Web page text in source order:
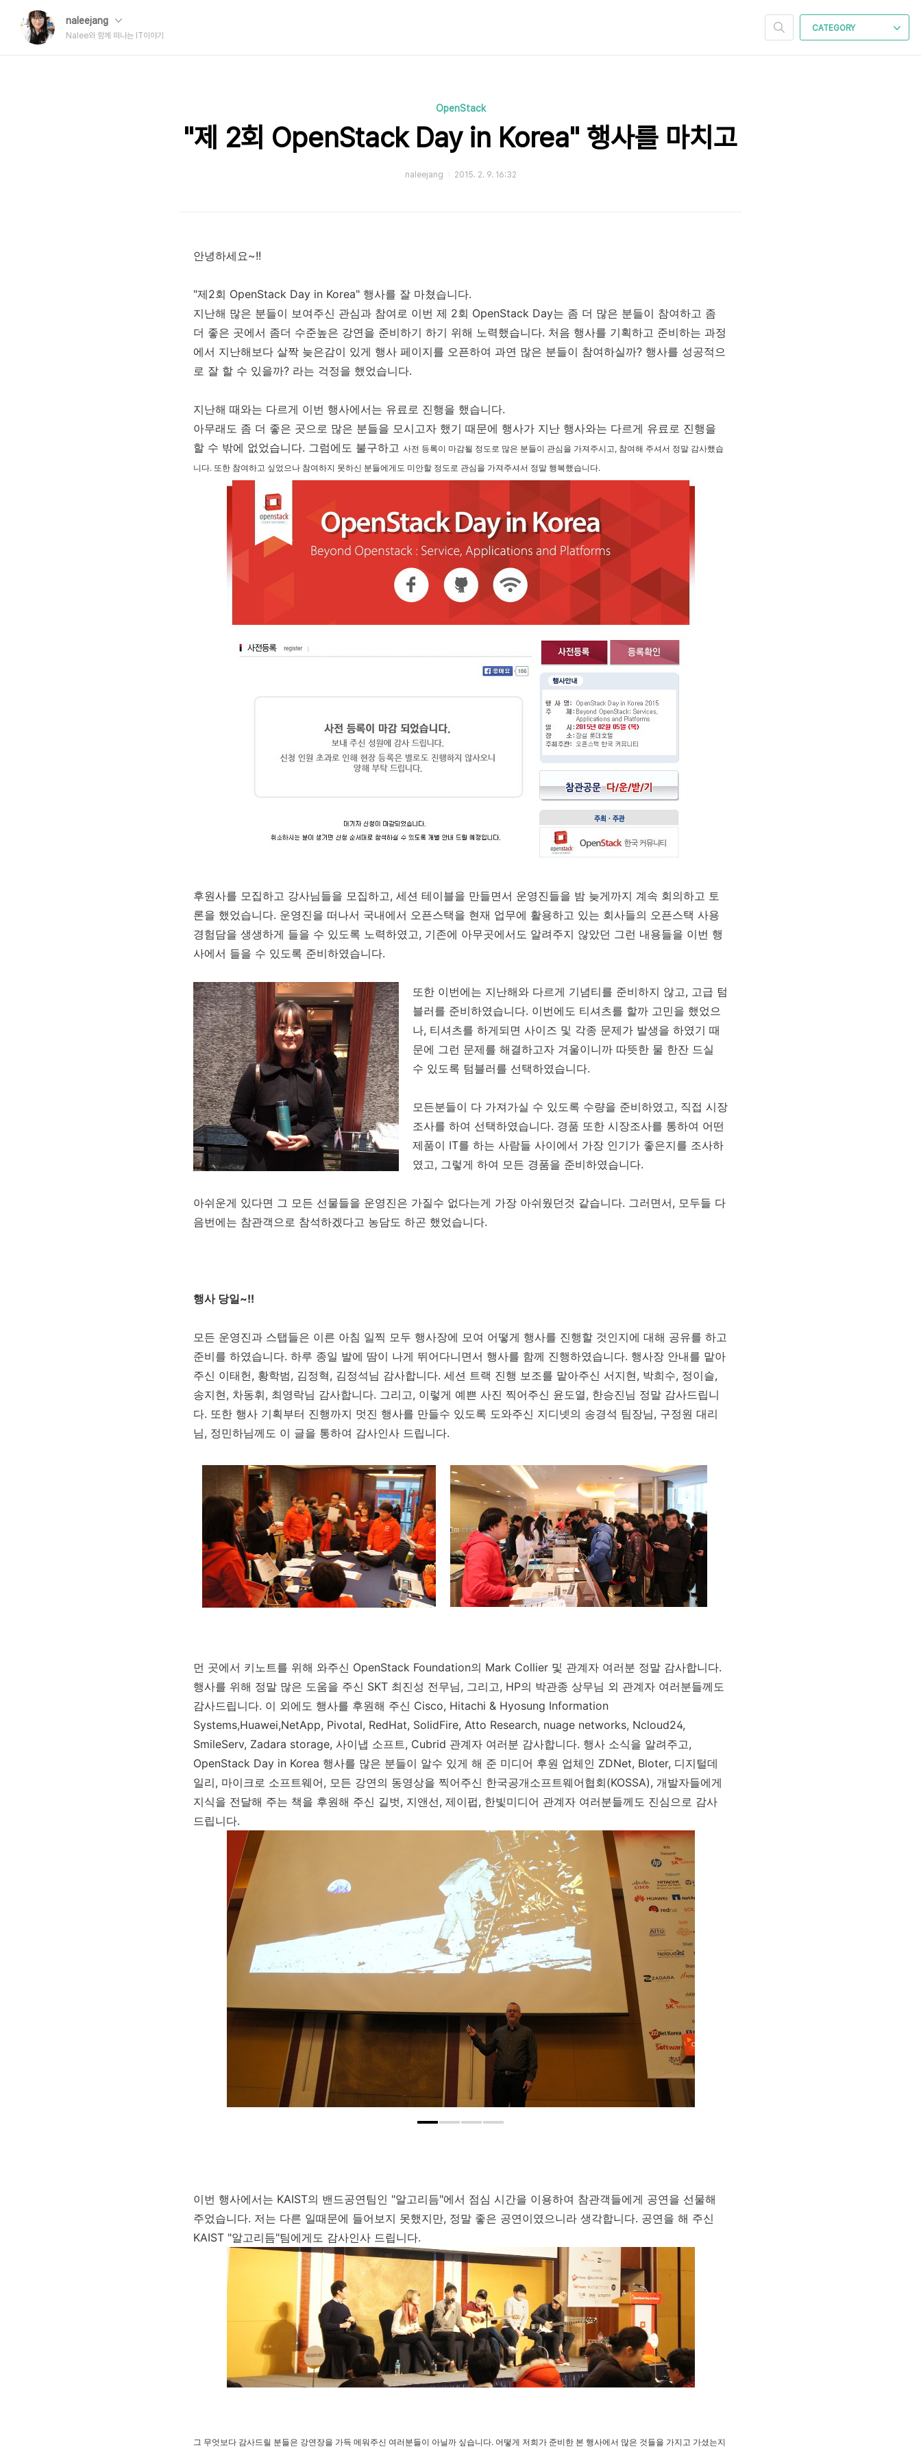
naleejang
Nalee와 함께 떠나는 IT이야기
CATEGORY
OpenStack
"제 2회 OpenStack Day in Korea" 행사를 마치고
naleejang 2015. 2. 9. 16:32
안녕하세요~!!
"제2회 OpenStack Day in Korea" 행사를 잘 마쳤습니다.
지난해 많은 분들이 보여주신 관심과 참여로 이번 제 2회 OpenStack Day는 좀 더 많은 분들이 참여하고 좀
더 좋은 곳에서 좀더 수준높은 강연을 준비하기 하기 위해 노력했습니다. 처음 행사를 기획하고 준비하는 과정
에서 지난해보다 살짝 늦은감이 있게 행사 페이지를 오픈하여 과연 많은 분들이 참여하실까? 행사를 성공적으
로 잘 할 수 있을까? 라는 걱정을 했었습니다.
지난해 때와는 다르게 이번 행사에서는 유료로 진행을 했습니다.
아무래도 좀 더 좋은 곳으로 많은 분들을 모시고자 했기 때문에 행사가 지난 행사와는 다르게 유료로 진행을
할 수 밖에 없었습니다. 그럼에도 불구하고 사전 등록이 마감될 정도로 많은 분들이 관심을 가져주시고, 참여해 주셔서 정말 감사했습
니다. 또한 참여하고 싶었으나 참여하지 못하신 분들에게도 미안할 정도로 관심을 가져주셔서 정말 행복했습니다.
후원사를 모집하고 강사님들을 모집하고, 세션 테이블을 만들면서 운영진들을 밤 늦게까지 계속 회의하고 토
론을 했었습니다. 운영진을 떠나서 국내에서 오픈스택을 현재 업무에 활용하고 있는 회사들의 오픈스택 사용
경험담을 생생하게 들을 수 있도록 노력하였고, 기존에 아무곳에서도 알려주지 않았던 그런 내용들을 이번 행
사에서 들을 수 있도록 준비하였습니다.
또한 이번에는 지난해와 다르게 기념티를 준비하지 않고, 고급 텀
블러를 준비하였습니다. 이번에도 티셔츠를 할까 고민을 했었으
나, 티셔츠를 하게되면 사이즈 및 각종 문제가 발생을 하였기 때
문에 그런 문제를 해결하고자 겨울이니까 따뜻한 물 한잔 드실
수 있도록 텀블러를 선택하였습니다.
모든분들이 다 가져가실 수 있도록 수량을 준비하였고, 직접 시장
조사를 하여 선택하였습니다. 경품 또한 시장조사를 통하여 어떤
제품이 IT를 하는 사람들 사이에서 가장 인기가 좋은지를 조사하
였고, 그렇게 하여 모든 경품을 준비하였습니다.
아쉬운게 있다면 그 모든 선물들을 운영진은 가질수 없다는게 가장 아쉬웠던것 같습니다. 그러면서, 모두들 다
음번에는 참관객으로 참석하겠다고 농담도 하곤 했었습니다.
행사 당일~!!
모든 운영진과 스탭들은 이른 아침 일찍 모두 행사장에 모여 어떻게 행사를 진행할 것인지에 대해 공유를 하고
준비를 하였습니다. 하루 종일 발에 땀이 나게 뛰어다니면서 행사를 함께 진행하였습니다. 행사장 안내를 맡아
주신 이태헌, 황학범, 김정혁, 김정석님 감사합니다. 세션 트랙 진행 보조를 맡아주신 서지현, 박희수, 정이슬,
송지현, 차동휘, 최영락님 감사합니다. 그리고, 이렇게 예쁜 사진 찍어주신 윤도열, 한승진님 정말 감사드립니
다. 또한 행사 기획부터 진행까지 멋진 행사를 만들수 있도록 도와주신 지디넷의 송경석 팀장님, 구정원 대리
님, 정민하님께도 이 글을 통하여 감사인사 드립니다.
먼 곳에서 키노트를 위해 와주신 OpenStack Foundation의 Mark Collier 및 관계자 여러분 정말 감사합니다.
행사를 위해 정말 많은 도움을 주신 SKT 최진성 전무님, 그리고, HP의 박관종 상무님 외 관계자 여러분들께도
감사드립니다. 이 외에도 행사를 후원해 주신 Cisco, Hitachi & Hyosung Information
Systems,Huawei,NetApp, Pivotal, RedHat, SolidFire, Atto Research, nuage networks, Ncloud24,
SmileServ, Zadara storage, 사이냅 소프트, Cubrid 관계자 여러분 감사합니다. 행사 소식을 알려주고,
OpenStack Day in Korea 행사를 많은 분들이 알수 있게 해 준 미디어 후원 업체인 ZDNet, Bloter, 디지털데
일리, 마이크로 소프트웨어, 모든 강연의 동영상을 찍어주신 한국공개소프트웨어협회(KOSSA), 개발자들에게
지식을 전달해 주는 책을 후원해 주신 길벗, 지앤선, 제이펍, 한빛미디어 관계자 여러분들께도 진심으로 감사
드립니다.
이번 행사에서는 KAIST의 밴드공연팀인 "알고리듬"에서 점심 시간을 이용하여 참관객들에게 공연을 선물해
주었습니다. 저는 다른 일때문에 들어보지 못했지만, 정말 좋은 공연이였으니라 생각합니다. 공연을 해 주신
KAIST "알고리듬"팀에게도 감사인사 드립니다.
그 무엇보다 감사드릴 분들은 강연장을 가득 메워주신 여러분들이 아닐까 싶습니다. 어떻게 저희가 준비한 본 행사에서 많은 것들을 가지고 가셨는지